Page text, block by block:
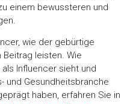
einem bewussteren und
wie der gebürtige
leisten. Wie
Influencer sieht und
und Gesundheitsbranche
haben, erfahren Sie in